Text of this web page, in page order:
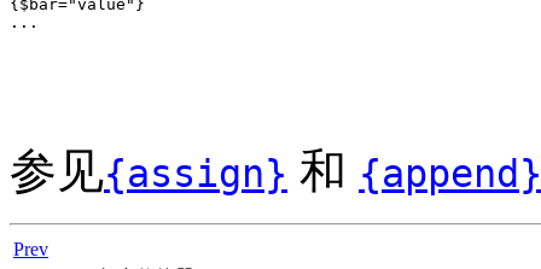
{$bar="value"}
...
参见{assign} 和 {append}
Prev